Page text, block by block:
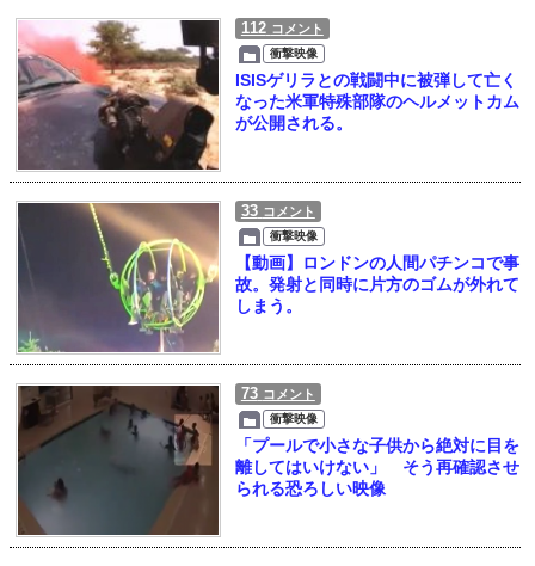
112 コメント
衝撃映像
ISISゲリラとの戦闘中に被弾して亡く
なった米軍特殊部隊のヘルメットカム
が公開される。
33 コメント
衝撃映像
【動画】ロンドンの人間パチンコで事
故。発射と同時に片方のゴムが外れて
しまう。
73 コメント
衝撃映像
「プールで小さな子供から絶対に目を
離してはいけない」 そう再確認させ
られる恐ろしい映像